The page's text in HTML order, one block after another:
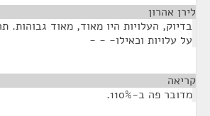
לירן אהרון
בדיוק, העלויות היו מאוד, מאוד גבוהות.
על עלויות וכאילו- - -
קריאה
מדובר פה ב-110%.